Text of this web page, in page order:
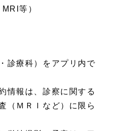
等）
診療科）をアプリ内で
情報は、診察に関する
（ＭＲＩなど）に限ら